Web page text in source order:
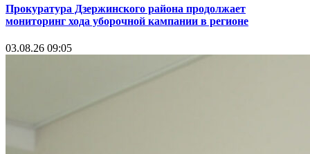
Прокуратура Дзержинского района продолжает
мониторинг хода уборочной кампании в регионе
03.08.26 09:05